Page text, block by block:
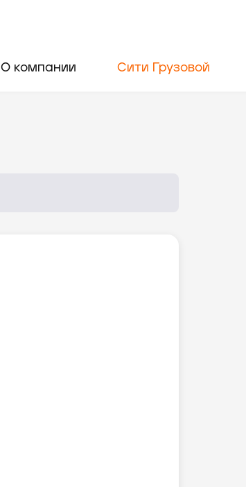
О компании Сити Грузовой